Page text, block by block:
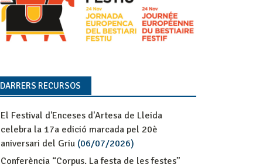
DARRERS RECURSOS
El Festival d'Enceses d'Artesa de Lleida
celebra la 17a edició marcada pel 20è
aniversari del Griu(06/07/2026)
Conferència “Corpus. La festa de les festes”